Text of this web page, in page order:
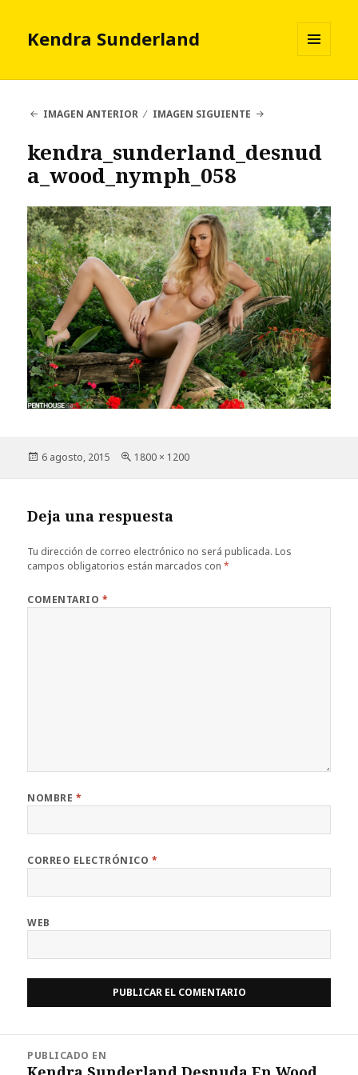
Kendra Sunderland
Y
IMAGEN ANTERIOR
IMAGEN SIGUIENTE
kendra_sunderland_desnud
a_wood_nymph_058
Publicado
6 agosto, 2015
Tamaño
1800 × 1200
Deja una respuesta
Tu dirección de correo electrónico no será publicada. Los
campos obligatorios están marcados con*
COMENTARIO *
NOMBRE *
CORREO ELECTRÓNICO *
WEB
PUBLICADO EN